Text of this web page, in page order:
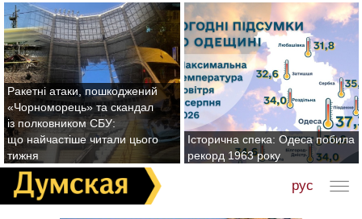
Ракетні атаки, пошкоджений
«Чорноморець» та скандал
із полковником СБУ:
що найчастіше читали цього
тижня
Історична спека: Одеса побила
рекорд 1963 року
рус